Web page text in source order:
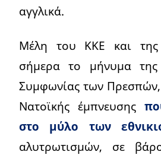
αγγλικά.
Μέλη του ΚΚΕ και
σήμερα το μήνυμα της
Συμφωνίας των Πρεσπών,
Νατοϊκής έμπνευσης
στο μύλο των
αλυτρωτισμών, σε